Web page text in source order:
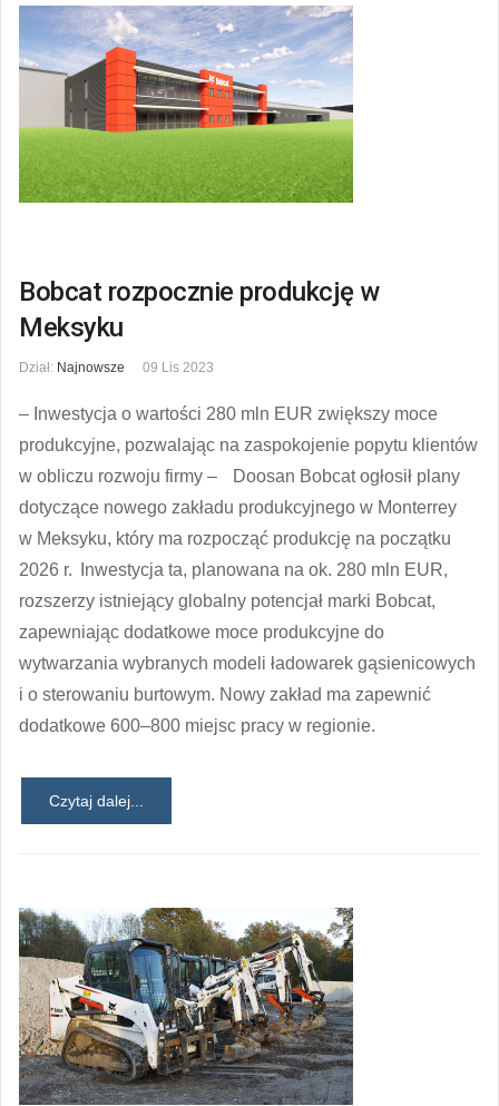
Bobcat rozpocznie produkcję w
Meksyku
Dział: Najnowsze 09 Lis 2023
– Inwestycja o wartości 280 mln EUR zwiększy moce
produkcyjne, pozwalając na zaspokojenie popytu klientów
w obliczu rozwoju firmy – Doosan Bobcat ogłosił plany
dotyczące nowego zakładu produkcyjnego w Monterrey
w Meksyku, który ma rozpocząć produkcję na początku
2026 r. Inwestycja ta, planowana na ok. 280 mln EUR,
rozszerzy istniejący globalny potencjał marki Bobcat,
zapewniając dodatkowe moce produkcyjne do
wytwarzania wybranych modeli ładowarek gąsienicowych
i o sterowaniu burtowym. Nowy zakład ma zapewnić
dodatkowe 600–800 miejsc pracy w regionie.
Czytaj dalej...